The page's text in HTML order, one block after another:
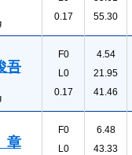
0.17
55.30
F0
L0
0.17
4.54
21.95
41.46
F0
L0
6.48
43.33